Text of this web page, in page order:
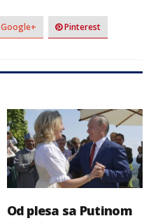
Google+ Pinterest
Od plesa sa Putinom